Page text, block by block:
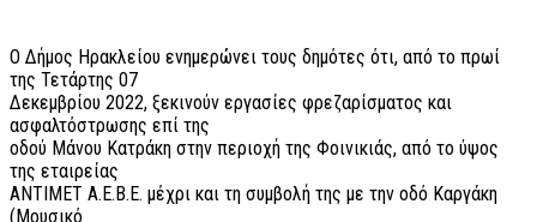
Ο Δήμος Ηρακλείου ενημερώνει τους δημότες ότι, από το πρωί
της Τετάρτης 07
Δεκεμβρίου 2022, ξεκινούν εργασίες φρεζαρίσματος και
ασφαλτόστρωσης επί της
οδού Μάνου Κατράκη στην περιοχή της Φοινικιάς, από το ύψος
της εταιρείας
ΑΝΤΙΜΕΤ Α.Ε.Β.Ε. μέχρι και τη συμβολή της με την οδό Καργάκη
(Μουσικό